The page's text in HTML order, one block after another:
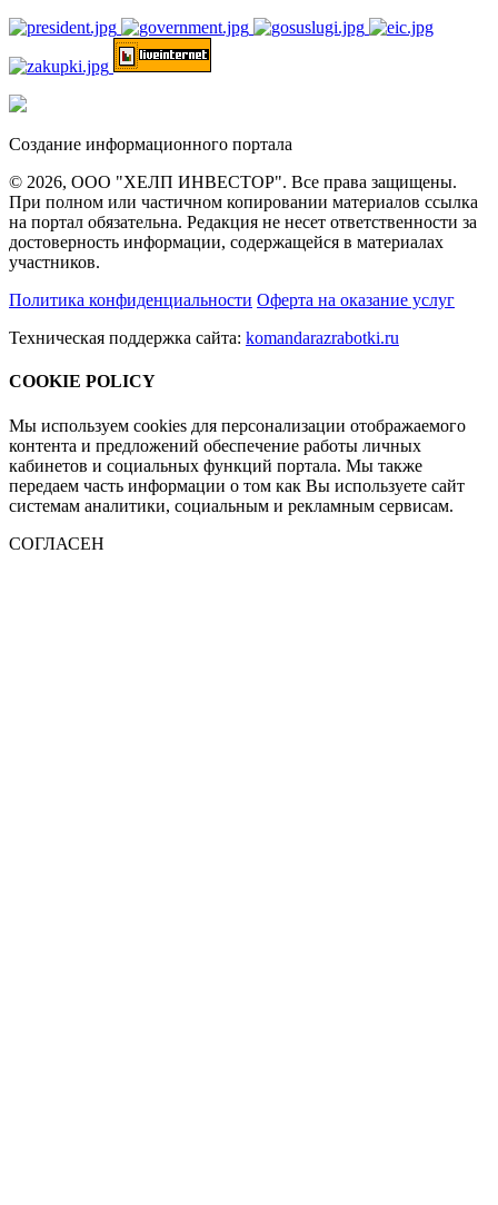
Создание информационного портала
© 2026, ООО "ХЕЛП ИНВЕСТОР". Все права защищены.
При полном или частичном копировании материалов ссылка
на портал обязательна. Редакция не несет ответственности за
достоверность информации, содержащейся в материалах
участников.
Политика конфиденциальности Оферта на оказание услуг
Техническая поддержка сайта: komandarazrabotki.ru
COOKIE POLICY
Мы используем cookies для персонализации отображаемого
контента и предложений обеспечение работы личных
кабинетов и социальных функций портала. Мы также
передаем часть информации о том как Вы используете сайт
системам аналитики, социальным и рекламным сервисам.
СОГЛАСЕН